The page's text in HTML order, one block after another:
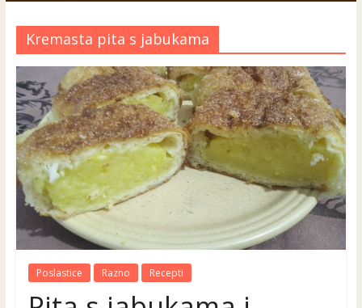
Kremasta pita s jabukama
Poslastice Razno Recepti